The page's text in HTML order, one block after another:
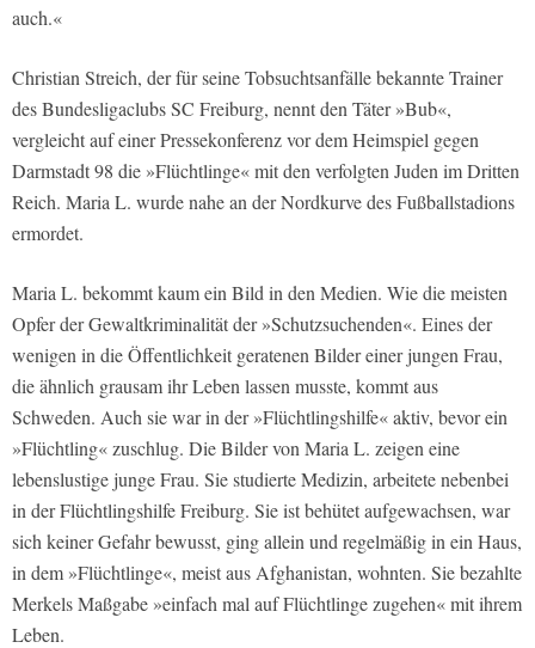
auch.«
Christian Streich, der für seine Tobsuchtsanfälle bekannte Trainer
des Bundesligaclubs SC Freiburg, nennt den Täter »Bub«,
vergleicht auf einer Pressekonferenz vor dem Heimspiel gegen
Darmstadt 98 die »Flüchtlinge« mit den verfolgten Juden im Dritten
Reich. Maria L. wurde nahe an der Nordkurve des Fußballstadions
ermordet.
Maria L. bekommt kaum ein Bild in den Medien. Wie die meisten
Opfer der Gewaltkriminalität der »Schutzsuchenden«. Eines der
wenigen in die Öffentlichkeit geratenen Bilder einer jungen Frau,
die ähnlich grausam ihr Leben lassen musste, kommt aus
Schweden. Auch sie war in der »Flüchtlingshilfe« aktiv, bevor ein
»Flüchtling« zuschlug. Die Bilder von Maria L. zeigen eine
lebenslustige junge Frau. Sie studierte Medizin, arbeitete nebenbei
in der Flüchtlingshilfe Freiburg. Sie ist behütet aufgewachsen, war
sich keiner Gefahr bewusst, ging allein und regelmäßig in ein Haus,
in dem »Flüchtlinge«, meist aus Afghanistan, wohnten. Sie bezahlte
Merkels Maßgabe »einfach mal auf Flüchtlinge zugehen« mit ihrem
Leben.